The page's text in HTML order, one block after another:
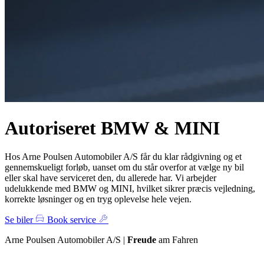
Autoriseret BMW & MINI
Hos Arne Poulsen Automobiler A/S får du klar rådgivning og et
gennemskueligt forløb, uanset om du står overfor at vælge ny bil
eller skal have serviceret den, du allerede har. Vi arbejder
udelukkende med BMW og MINI, hvilket sikrer præcis vejledning,
korrekte løsninger og en tryg oplevelse hele vejen.
Se biler
Book service
Arne Poulsen Automobiler A/S | Freude am Fahren